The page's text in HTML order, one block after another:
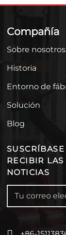
Compañía
Sobre nosotros
Historia
Entorno de
Solución
Blog
RECIBIR
NOTICIAS